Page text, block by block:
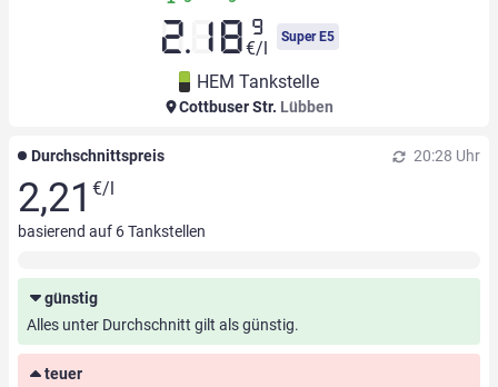
2.18 9
€/l
Super E5
HEM Tankstelle
Cottbuser Str. Lübben
Durchschnittspreis 20:28 Uhr
2,21 €/l
basierend auf 6Tankstellen
günstig
Alles unter Durchschnitt gilt als günstig.
teuer